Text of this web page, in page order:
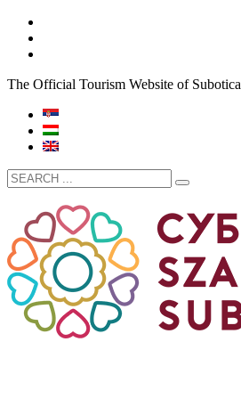
The Official Tourism Website of Subotica